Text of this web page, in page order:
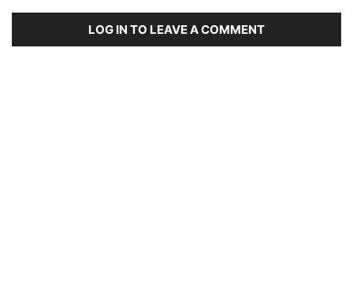
LOG IN TO LEAVE A COMMENT